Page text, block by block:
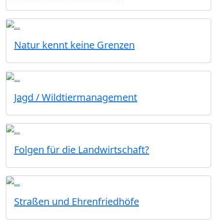
Natur kennt keine Grenzen
Jagd / Wildtiermanagement
Folgen für die Landwirtschaft?
Straßen und Ehrenfriedhöfe